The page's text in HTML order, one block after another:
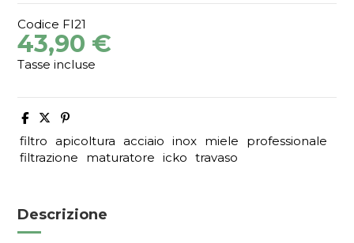
Codice FI21
43,90 €
Tasse incluse
filtro apicoltura acciaio inox miele
professionale
filtrazione
maturatore icko travaso
Descrizione